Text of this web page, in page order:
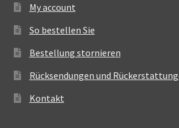
My account
So bestellen Sie
Bestellung stornieren
Rücksendungen und
Kontakt